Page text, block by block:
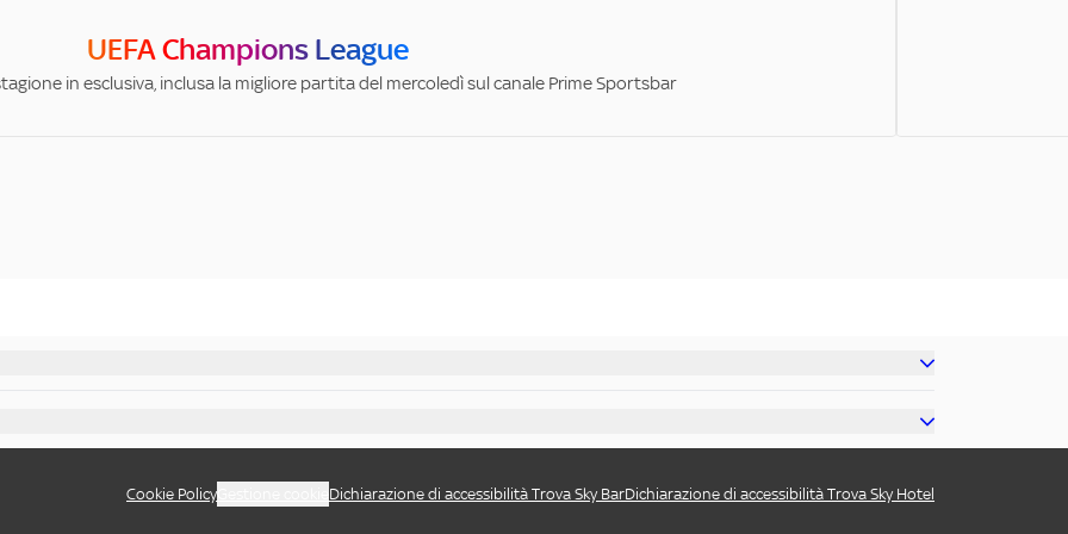
UEFA Champions League
in esclusiva, inclusa la migliore partita del mercoledì sul canale Prime Sportsbar
Cookie Policy Dichiarazione di accessibilità Trova Sky BarDichiarazione di accessibilità Trova Sky Hotel